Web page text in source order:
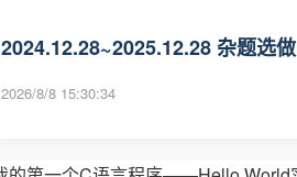
2024.12.28~2025.12.28 杂题选做
2026/8/8 15:30:34